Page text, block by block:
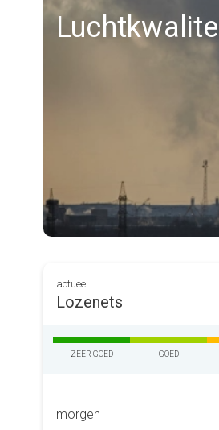
actueel
Lozenets
ZEER GOED GOED
morgen